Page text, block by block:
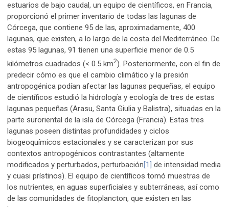
estuarios de bajo caudal, un equipo de científicos, en Francia,
proporcionó el primer inventario de todas las lagunas de
Córcega, que contiene 95 de las, aproximadamente, 400
lagunas, que existen, a lo largo de la costa del Mediterráneo. De
estas 95 lagunas, 91 tienen una superficie menor de 0.5
kilómetros cuadrados (< 0.5 km2). Posteriormente, con el fin de
predecir cómo es que el cambio climático y la presión
antropogénica podían afectar las lagunas pequeñas, el equipo
de científicos estudió la hidrología y ecología de tres de estas
lagunas pequeñas (Arasu, Santa Giulia y Balistra), situadas en la
parte suroriental de la isla de Córcega (Francia). Estas tres
lagunas poseen distintas profundidades y ciclos
biogeoquímicos estacionales y se caracterizan por sus
contextos antropogénicos contrastantes (altamente
modificados y perturbados, perturbación [1]
de intensidad media
y cuasi prístinos). El equipo de científicos tomó muestras de
los nutrientes, en aguas superficiales y subterráneas, así como
de las comunidades de fitoplancton, que existen en las